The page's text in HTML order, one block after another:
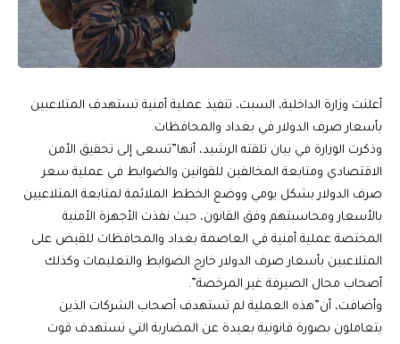
أعلنت وزارة الداخلية، السبت، تنفيذ عملية أمنية تستهدف المتلاعبين
بأسعار صرف الدولار في بغداد والمحافظات.
وذكرت الوزارة في بيان تلقته الرشيد، أنها”تسعى إلى تحقيق الأمن
الاقتصادي ومتابعة المخالفين للقوانين والضوابط في عملية سعر
صرف الدولار بشكل يومي ووضع الخطط الملائمة لمتابعة المتلاعبين
بالأسعار ومحاسبتهم وفق القانون، حيث نفذت الأجهزة الأمنية
المختصة عملية أمنية في العاصمة بغداد والمحافظات للقبض على
المتلاعبين بأسعار صرف الدولار خارج الضوابط والتعليمات وكذلك
أصحاب محال الصيرفة غير المرخصة”.
وأضافت، أن”هذه العملية لم تستهدف أصحاب الشركات الذين
يتعاملون بصورة قانونية بعيدة عن المضاربة التي تستهدف قوت